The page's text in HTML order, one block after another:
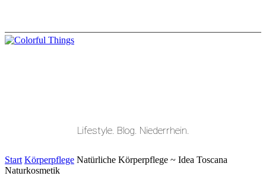
Lifestyle. Blog. Niederrhein.
Start Körperpflege Natürliche Körperpflege ~ Idea Toscana
Naturkosmetik